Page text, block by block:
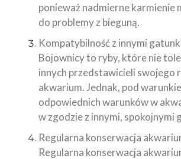
ponieważ nadmierne karmienie
do problemy z bieguną.
Kompatybilność z innymi
Bojownicy to ryby, które nie
innych przedstawicieli swojego
akwarium. Jednak, pod
odpowiednich warunków w
w zgodzie z innymi, spokojnymi
Regularna konserwacja
Regularna konserwacja